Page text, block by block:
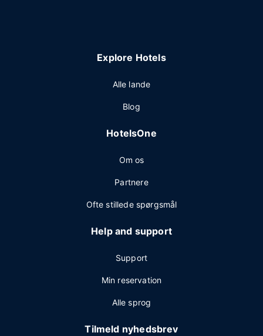
Explore Hotels
Alle lande
Blog
HotelsOne
Om os
Partnere
Ofte stillede spørgsmål
Help and support
Support
Min reservation
Alle sprog
Tilmeld nyhedsbrev